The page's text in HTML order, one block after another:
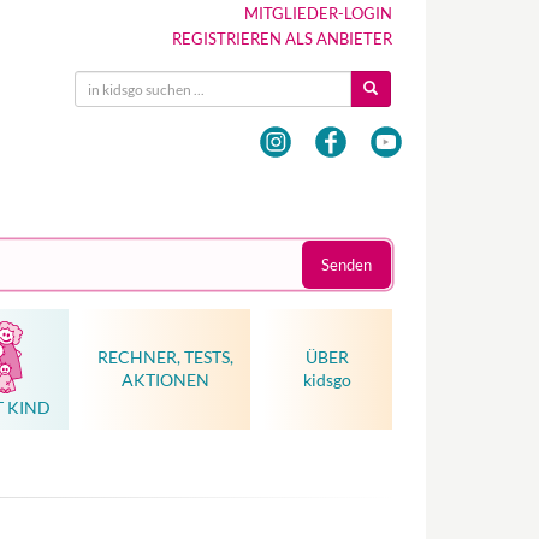
MITGLIEDER-LOGIN
REGISTRIEREN ALS ANBIETER
Senden
KIND
RECHNER, TESTS,
AKTIONEN
ÜBER
kidsgo